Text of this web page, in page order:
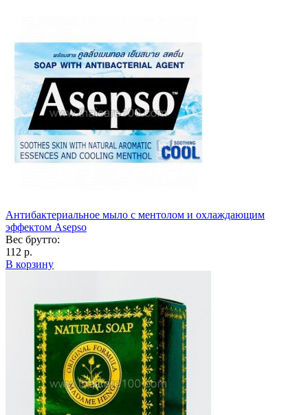
Антибактериальное мыло с ментолом и охлаждающим
эффектом Asepso
Вес брутто:
112 р.
В корзину